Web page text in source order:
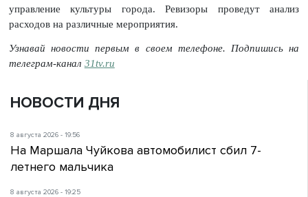
управление культуры города. Ревизоры проведут анализ
расходов на различные мероприятия.
Узнавай новости первым в своем телефоне. Подпишись на
телеграм-канал 31tv.ru
НОВОСТИ ДНЯ
8 августа 2026 - 19:56
На Маршала Чуйкова автомобилист сбил 7-
летнего мальчика
8 августа 2026 - 19:25